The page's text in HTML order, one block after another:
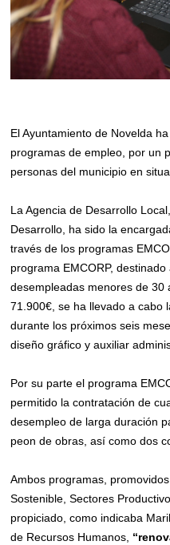
El Ayuntamiento de Novelda
programas de empleo, por un
personas del municipio en
La Agencia de Desarrollo
Desarrollo, ha sido la
través de los programas
programa EMCORP,
desempleadas menores de
71.900€, se ha llevado a cabo
durante los próximos seis
diseño gráfico y auxiliar
Por su parte el programa
permitido la contratación de
desempleo de larga duración
peon de obras, así como dos
Ambos programas,
Sostenible, Sectores
propiciado, como indicaba
de Recursos Humanos,